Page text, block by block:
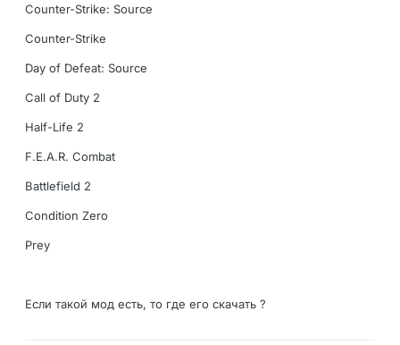
Counter-Strike: Source
Counter-Strike
Day of Defeat: Source
Call of Duty 2
Half-Life 2
F.E.A.R. Combat
Battlefield 2
Condition Zero
Prey
Если такой мод есть, то где его скачать ?